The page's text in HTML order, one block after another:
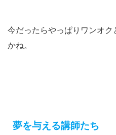
今だったらやっぱりワンオ
かね。
夢を与える講師たち